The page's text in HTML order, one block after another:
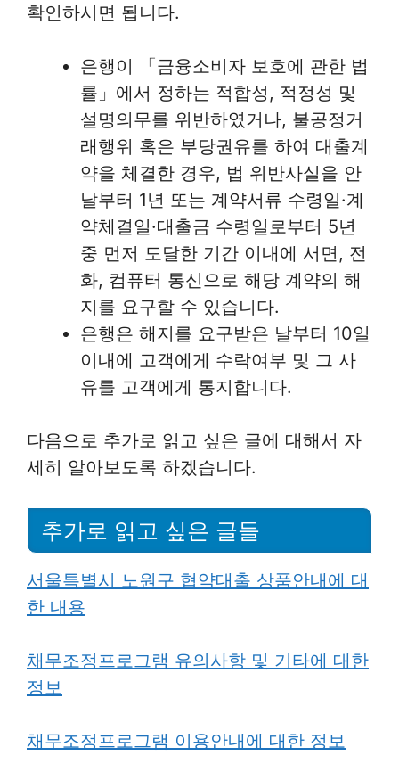
확인하시면 됩니다.
은행이 「금융소비자 보호에 관한 법
률」에서 정하는 적합성, 적정성 및
설명의무를 위반하였거나, 불공정거
래행위 혹은 부당권유를 하여 대출계
약을 체결한 경우, 법 위반사실을 안
날부터 1년 또는 계약서류 수령일·계
약체결일·대출금 수령일로부터 5년
중 먼저 도달한 기간 이내에 서면, 전
화, 컴퓨터 통신으로 해당 계약의 해
지를 요구할 수 있습니다.
은행은 해지를 요구받은 날부터 10일
이내에 고객에게 수락여부 및 그 사
유를 고객에게 통지합니다.
다음으로 추가로 읽고 싶은 글에 대해서 자
세히 알아보도록 하겠습니다.
추가로 읽고 싶은 글들
서울특별시 노원구 협약대출 상품안내에 대
한 내용
채무조정프로그램 유의사항 및 기타에 대한
정보
채무조정프로그램 이용안내에 대한 정보